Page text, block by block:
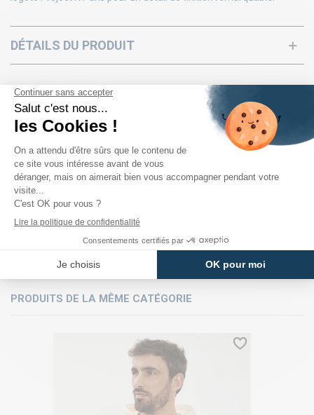
DÉTAILS DU PRODUIT
PRODUITS DE LA MÊME CATÉGORIE